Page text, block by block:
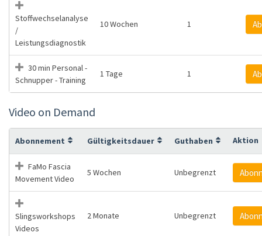
Stoffwechselanalyse
/
Leistungsdiagnostik
10 Wochen 1
30 min Personal -
Schnupper - Training
1 Tage 1
Video on Demand
Abonnement Gültigkeitsdauer Guthaben Aktion
FaMo Fascia
Movement Video
5 Wochen Unbegrenzt
Slingsworkshops
Videos
2 Monate Unbegrenzt